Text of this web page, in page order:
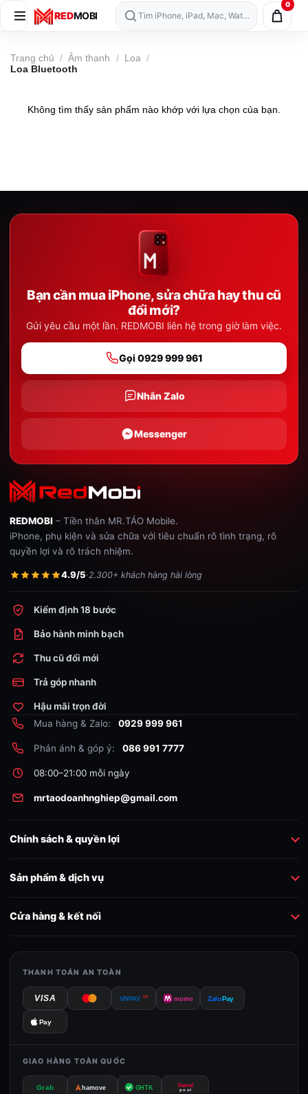
Skip
REDMOBI Tìm iPhone, iPad, Mac, Watch, AirPods…
0
Trang chủ / Âm thanh / Loa /
Loa Bluetooth
Không tìm thấy sản phẩm nào khớp với lựa chọn của bạn.
Bạn cần mua iPhone, sửa chữa hay thu cũ
đổi mới?
Gửi yêu cầu một lần. REDMOBI liên hệ trong giờ làm việc.
Gọi 0929 999 961
Nhắn Zalo
Messenger
REDMOBI – Tiền thân MR.TÁO Mobile.
iPhone, phụ kiện và sửa chữa với tiêu chuẩn rõ tình trạng, rõ
quyền lợi và rõ trách nhiệm.
4.9/5·2.300+ khách hàng hài lòng
Kiểm định 18 bước
Bảo hành minh bạch
Thu cũ đổi mới
Trả góp nhanh
Hậu mãi trọn đời
Mua hàng & Zalo:
0929 999 961
Phản ánh & góp ý: 086 991 7777
08:00–21:00 mỗi ngày
mrtaodoanhnghiep@gmail.com
Chính sách & quyền lợi
Sản phẩm & dịch vụ
Cửa hàng & kết nối
THANH TOÁN AN TOÀN
VISA VNPAY QR momo ZaloPay
Pay
GIAO HÀNG TOÀN QUỐC
Grab hamove GHTK Viettel
post